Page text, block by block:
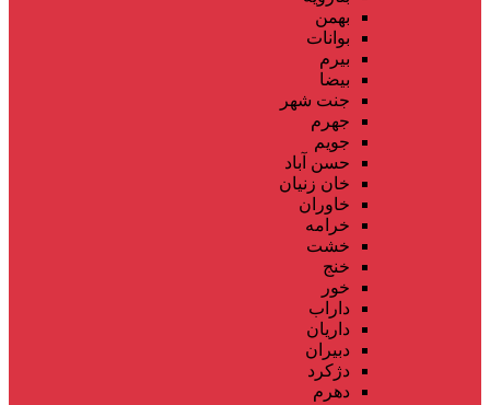
بهمن
بوانات
بیرم
بیضا
جنت شهر
جهرم
جویم
حسن آباد
خان زنیان
خاوران
خرامه
خشت
خنج
خور
داراب
داریان
دبیران
دژکرد
دهرم